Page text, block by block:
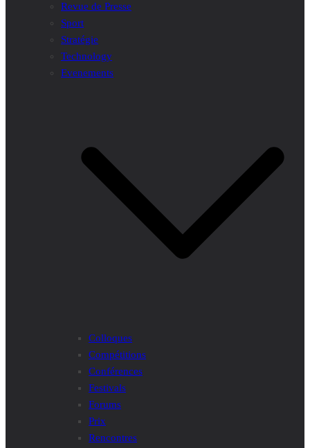
Revue de Presse
Sport
Stratégie
Technology
Evenements
Colloques
Compétitions
Conférences
Festivals
Forums
Prix
Rencontres